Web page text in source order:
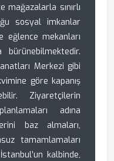
sınırlı
sosyal imkanlar
mekanları
Merkezi gibi
göre kapanış
Ziyaretçilerin
adına
baz almaları,
tamamlamaları
kalbinde,